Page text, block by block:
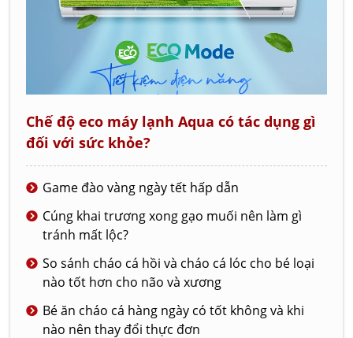
Chế độ eco máy lạnh Aqua có tác dụng gì
đối với sức khỏe?
Game đào vàng ngày tết hấp dẫn
Cúng khai trương xong gạo muối nên làm gì
tránh mất lộc?
So sánh cháo cá hồi và cháo cá lóc cho bé loại
nào tốt hơn cho não và xương
Bé ăn cháo cá hàng ngày có tốt không và khi
nào nên thay đổi thực đơn